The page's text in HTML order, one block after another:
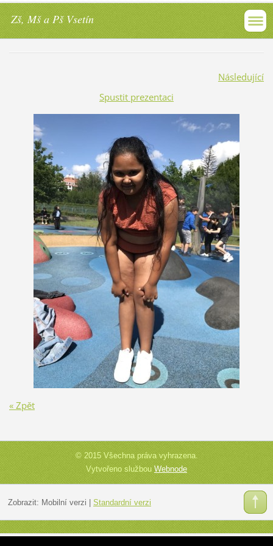
Zš, Mš a Pš Vsetín
Následující
Spustit prezentaci
« Zpět
© 2015 Všechna práva vyhrazena.
Vytvořeno službouWebnode
Zobrazit: Mobilní verzi Standardní verzi